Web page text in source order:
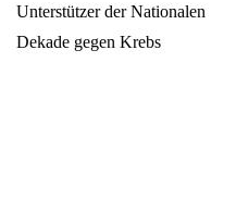
Unterstützer der Nationalen
Dekade gegen Krebs